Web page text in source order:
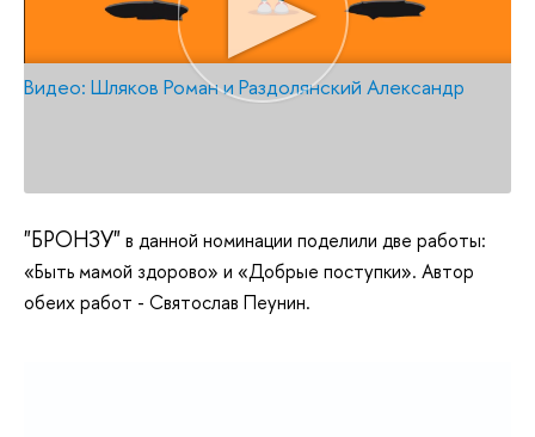
Видео: Шляков Роман и Раздолянский Александр
"БРОНЗУ"в данной номинации поделили две работы:
«Быть мамой здорово» и «Добрые поступки». Автор
обеих работ - Святослав Пеунин.